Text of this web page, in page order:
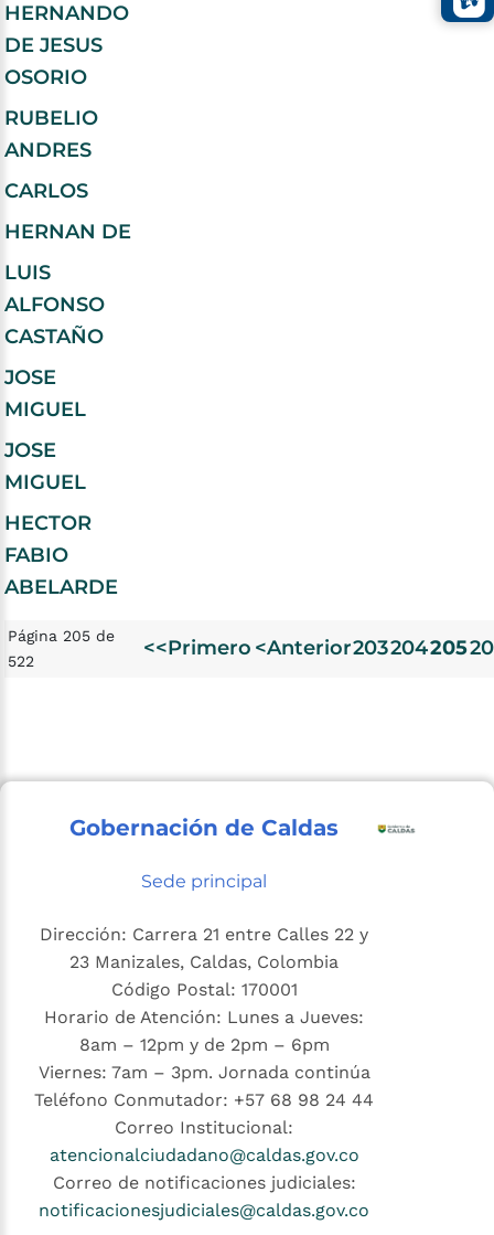
HERNANDO
DE JESUS
OSORIO
RUBELIO
ANDRES
CARLOS
HERNAN DE
LUIS
ALFONSO
CASTAÑO
JOSE
MIGUEL
JOSE
MIGUEL
HECTOR
FABIO
ABELARDE
Página 205 de
522
<<Primero <Anterior203204205
Gobernación de Caldas
Sede principal
Dirección: Carrera 21 entre Calles 22 y
23 Manizales, Caldas, Colombia
Código Postal: 170001
Horario de Atención: Lunes a Jueves:
8am – 12pm y de 2pm – 6pm
Viernes: 7am – 3pm. Jornada continúa
Teléfono Conmutador: +57 68 98 24 44
Correo Institucional:
atencionalciudadano@caldas.gov.co
Correo de notificaciones judiciales:
notificacionesjudiciales@caldas.gov.co